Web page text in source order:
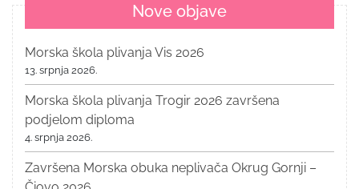
Nove objave
Morska škola plivanja Vis 2026
13. srpnja 2026.
Morska škola plivanja Trogir 2026 završena
podjelom diploma
4. srpnja 2026.
Završena Morska obuka neplivača Okrug Gornji –